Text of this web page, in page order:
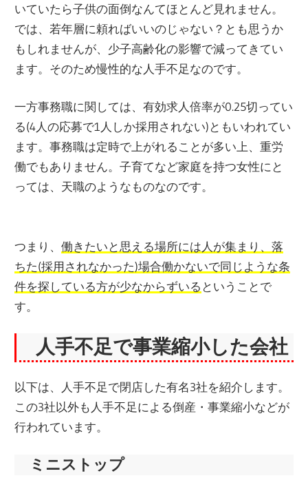
いていたら子供の面倒なんてほとんど見れません。
では、若年層に頼ればいいのじゃない？とも思うか
もしれませんが、少子高齢化の影響で減ってきてい
ます。そのため慢性的な人手不足なのです。
一方事務職に関しては、有効求人倍率が0.25切ってい
る(4人の応募で1人しか採用されない)ともいわれてい
ます。事務職は定時で上がれることが多い上、重労
働でもありません。子育てなど家庭を持つ女性にと
っては、天職のようなものなのです。
つまり、働きたいと思える場所には人が集まり、落
ちた(採用されなかった)場合働かないで同じような条
件を探している方が少なからずいる ということで
す。
人手不足で事業縮小した会社
以下は、人手不足で閉店した有名3社を紹介します。
この3社以外も人手不足による倒産・事業縮小などが
行われています。
ミニストップ